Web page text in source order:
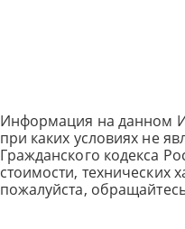
Информация на данном
при каких условиях не
Гражданского кодекса
стоимости, технических
пожалуйста,